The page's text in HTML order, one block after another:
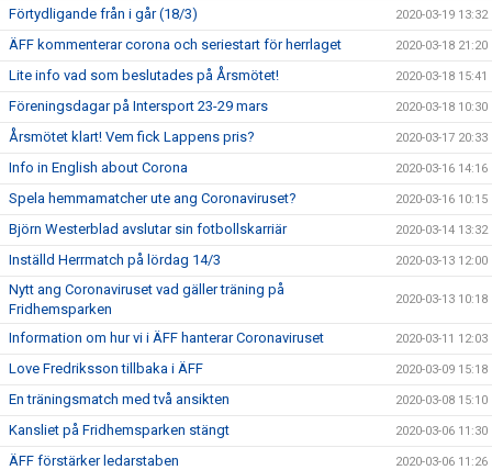
Förtydligande från i går (18/3) 2020-03-19 13:32
ÄFF kommenterar corona och seriestart för herrlaget 2020-03-18 21:20
Lite info vad som beslutades på Årsmötet! 2020-03-18 15:41
Föreningsdagar på Intersport 23-29 mars 2020-03-18 10:30
Årsmötet klart! Vem fick Lappens pris? 2020-03-17 20:33
Info in English about Corona 2020-03-16 14:16
Spela hemmamatcher ute ang Coronaviruset? 2020-03-16 10:15
Björn Westerblad avslutar sin fotbollskarriär 2020-03-14 13:32
Inställd Herrmatch på lördag 14/3 2020-03-13 12:00
Nytt ang Coronaviruset vad gäller träning på
Fridhemsparken
2020-03-13 10:18
Information om hur vi i ÄFF hanterar Coronaviruset 2020-03-11 12:03
Love Fredriksson tillbaka i ÄFF 2020-03-09 15:18
En träningsmatch med två ansikten 2020-03-08 15:10
Kansliet på Fridhemsparken stängt 2020-03-06 11:30
ÄFF förstärker ledarstaben 2020-03-06 11:26